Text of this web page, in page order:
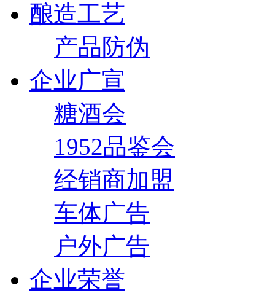
酿造工艺
产品防伪
企业广宣
糖酒会
1952品鉴会
经销商加盟
车体广告
户外广告
企业荣誉